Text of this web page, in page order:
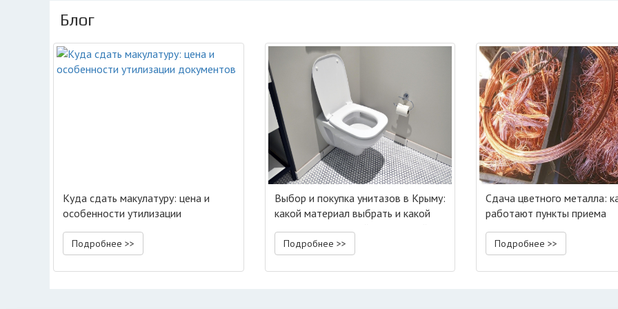
Блог
Куда сдать макулатуру: цена и
особенности утилизации
документов
Подробнее >>
Выбор и покупка унитазов в Крыму:
какой материал выбрать и какой
тип монтажа самый популярный
Подробнее >>
Сдача цветного металла:
работают пункты приема
Подробнее >>